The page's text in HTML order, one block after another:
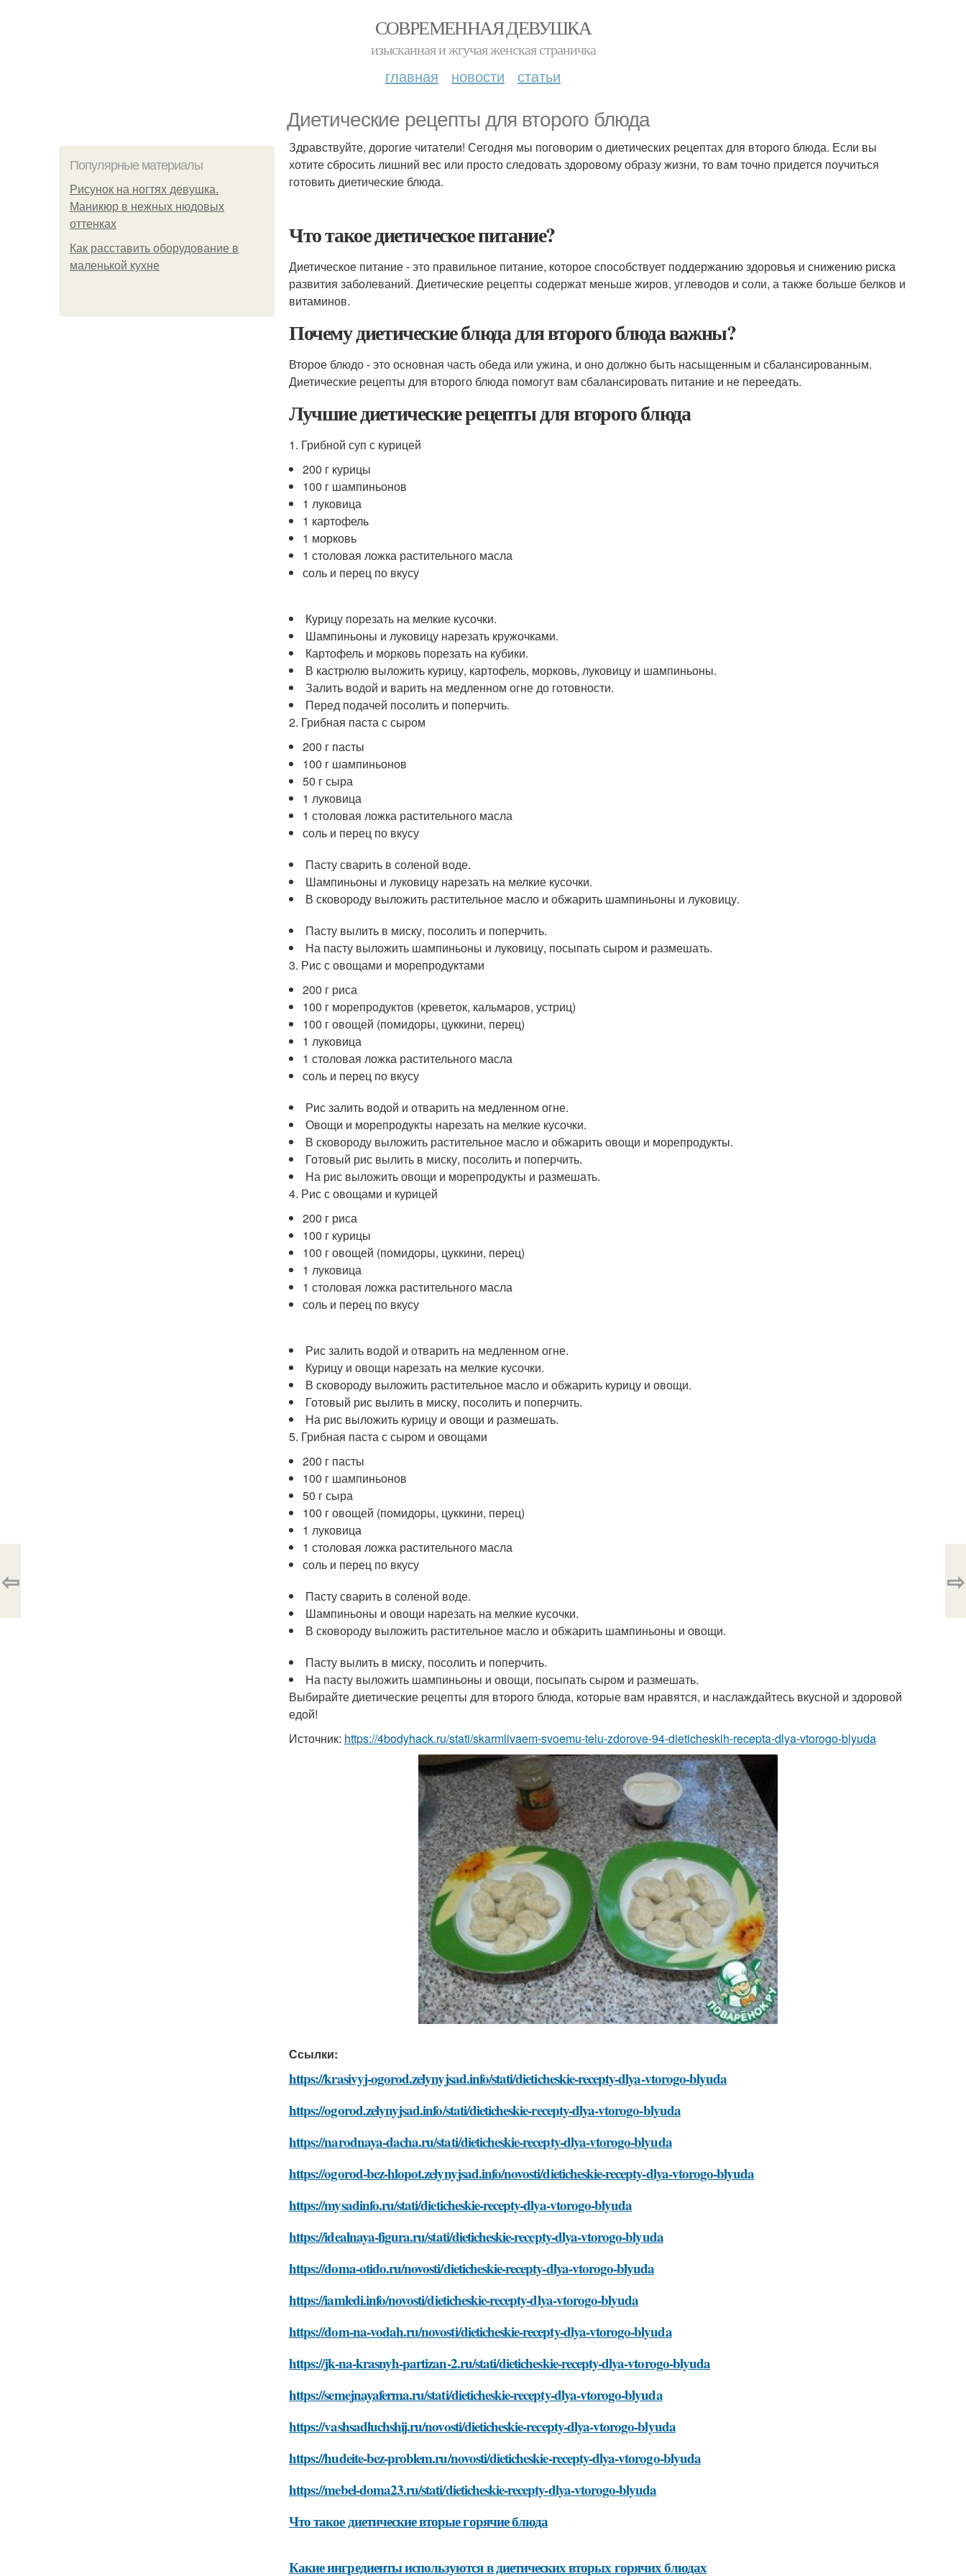
СОВРЕМЕННАЯ ДЕВУШКА
изысканная и жгучая женская страничка
главная новости статьи
Диетические рецепты для второго блюда
Популярные материалы
Рисунок на ногтях девушка.
Маникюр в нежных нюдовых
оттенках
Как расставить оборудование в
маленькой кухне
Здравствуйте, дорогие читатели! Сегодня мы поговорим о диетических рецептах для второго блюда. Если вы
хотите сбросить лишний вес или просто следовать здоровому образу жизни, то вам точно придется поучиться
готовить диетические блюда.
Что такое диетическое питание?
Диетическое питание - это правильное питание, которое способствует поддержанию здоровья и снижению риска
развития заболеваний. Диетические рецепты содержат меньше жиров, углеводов и соли, а также больше белков и
витаминов.
Почему диетические блюда для второго блюда важны?
Второе блюдо - это основная часть обеда или ужина, и оно должно быть насыщенным и сбалансированным.
Диетические рецепты для второго блюда помогут вам сбалансировать питание и не переедать.
Лучшие диетические рецепты для второго блюда
1. Грибной суп с курицей
200 г курицы
100 г шампиньонов
1 луковица
1 картофель
1 морковь
1 столовая ложка растительного масла
соль и перец по вкусу
Курицу порезать на мелкие кусочки.
Шампиньоны и луковицу нарезать кружочками.
Картофель и морковь порезать на кубики.
В кастрюлю выложить курицу, картофель, морковь, луковицу и шампиньоны.
Залить водой и варить на медленном огне до готовности.
Перед подачей посолить и поперчить.
2. Грибная паста с сыром
200 г пасты
100 г шампиньонов
50 г сыра
1 луковица
1 столовая ложка растительного масла
соль и перец по вкусу
Пасту сварить в соленой воде.
Шампиньоны и луковицу нарезать на мелкие кусочки.
В сковороду выложить растительное масло и обжарить шампиньоны и луковицу.
Пасту вылить в миску, посолить и поперчить.
На пасту выложить шампиньоны и луковицу, посыпать сыром и размешать.
3. Рис с овощами и морепродуктами
200 г риса
100 г морепродуктов (креветок, кальмаров, устриц)
100 г овощей (помидоры, цуккини, перец)
1 луковица
1 столовая ложка растительного масла
соль и перец по вкусу
Рис залить водой и отварить на медленном огне.
Овощи и морепродукты нарезать на мелкие кусочки.
В сковороду выложить растительное масло и обжарить овощи и морепродукты.
Готовый рис вылить в миску, посолить и поперчить.
На рис выложить овощи и морепродукты и размешать.
4. Рис с овощами и курицей
200 г риса
100 г курицы
100 г овощей (помидоры, цуккини, перец)
1 луковица
1 столовая ложка растительного масла
соль и перец по вкусу
Рис залить водой и отварить на медленном огне.
Курицу и овощи нарезать на мелкие кусочки.
В сковороду выложить растительное масло и обжарить курицу и овощи.
Готовый рис вылить в миску, посолить и поперчить.
На рис выложить курицу и овощи и размешать.
5. Грибная паста с сыром и овощами
200 г пасты
100 г шампиньонов
50 г сыра
100 г овощей (помидоры, цуккини, перец)
1 луковица
1 столовая ложка растительного масла
соль и перец по вкусу
Пасту сварить в соленой воде.
Шампиньоны и овощи нарезать на мелкие кусочки.
В сковороду выложить растительное масло и обжарить шампиньоны и овощи.
Пасту вылить в миску, посолить и поперчить.
На пасту выложить шампиньоны и овощи, посыпать сыром и размешать.
Выбирайте диетические рецепты для второго блюда, которые вам нравятся, и наслаждайтесь вкусной и здоровой
едой!
Источник: https://4bodyhack.ru/stati/skarmlivaem-svoemu-telu-zdorove-94-dieticheskih-recepta-dlya-vtorogo-blyuda
Ссылки:
https://krasivyj-ogorod.zelynyjsad.info/stati/dieticheskie-recepty-dlya-vtorogo-blyuda
https://ogorod.zelynyjsad.info/stati/dieticheskie-recepty-dlya-vtorogo-blyuda
https://narodnaya-dacha.ru/stati/dieticheskie-recepty-dlya-vtorogo-blyuda
https://ogorod-bez-hlopot.zelynyjsad.info/novosti/dieticheskie-recepty-dlya-vtorogo-blyuda
https://mysadinfo.ru/stati/dieticheskie-recepty-dlya-vtorogo-blyuda
https://idealnaya-figura.ru/stati/dieticheskie-recepty-dlya-vtorogo-blyuda
https://doma-otido.ru/novosti/dieticheskie-recepty-dlya-vtorogo-blyuda
https://iamledi.info/novosti/dieticheskie-recepty-dlya-vtorogo-blyuda
https://dom-na-vodah.ru/novosti/dieticheskie-recepty-dlya-vtorogo-blyuda
https://jk-na-krasnyh-partizan-2.ru/stati/dieticheskie-recepty-dlya-vtorogo-blyuda
https://semejnayaferma.ru/stati/dieticheskie-recepty-dlya-vtorogo-blyuda
https://vashsadluchshij.ru/novosti/dieticheskie-recepty-dlya-vtorogo-blyuda
https://hudeite-bez-problem.ru/novosti/dieticheskie-recepty-dlya-vtorogo-blyuda
https://mebel-doma23.ru/stati/dieticheskie-recepty-dlya-vtorogo-blyuda
Что такое диетические вторые горячие блюда
Какие ингредиенты используются в диетических вторых горячих блюдах
⇦ ⇨